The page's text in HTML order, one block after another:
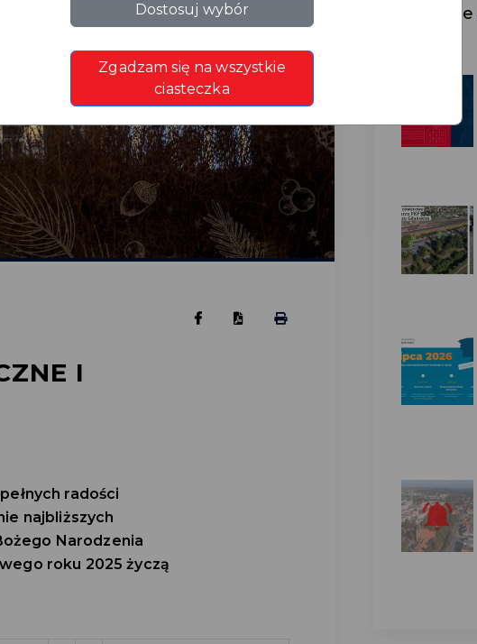
I
radości
najbliższych
Narodzenia
roku 2025 życzą
Ostatnie
Dostosuj wybór
Zgadzam się na wszystkie
ciasteczka